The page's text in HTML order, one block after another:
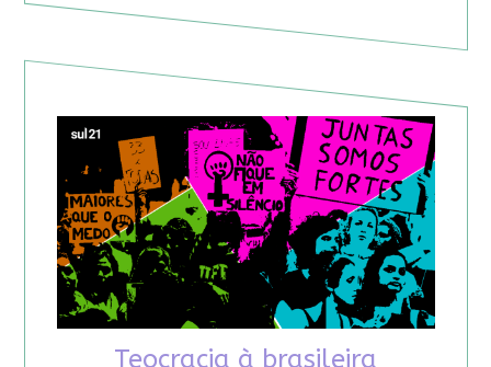
Teocracia à brasileira